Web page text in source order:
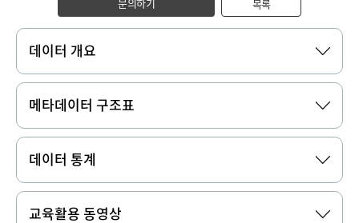
문의하기 목록
데이터 개요
메타데이터 구조표
데이터 통계
교육활용 동영상